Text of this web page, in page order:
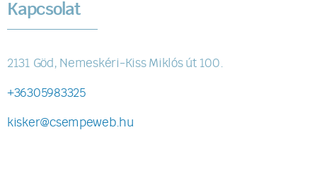
Kapcsolat
2131 Göd, Nemeskéri-Kiss Miklós út 100.
+36305983325
kisker@csempeweb.hu